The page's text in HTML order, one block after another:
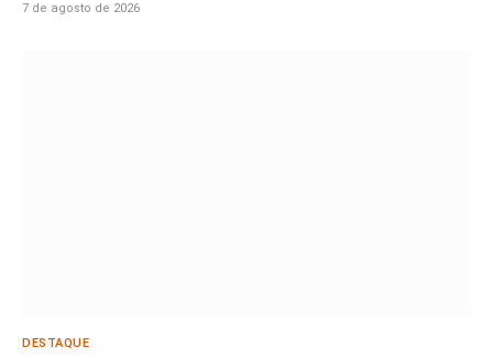
7 de agosto de 2026
DESTAQUE